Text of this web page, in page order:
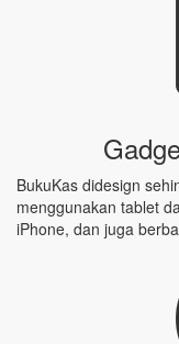
BukuKas didesign
menggunakan tablet
iPhone, dan juga